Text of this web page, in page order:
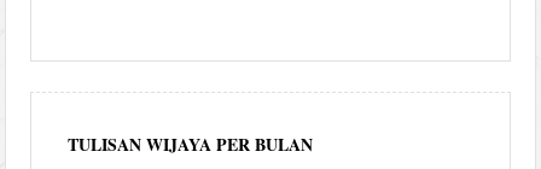
TULISAN WIJAYA PER BULAN